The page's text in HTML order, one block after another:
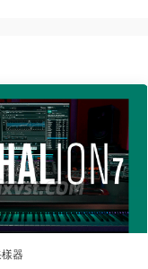
器